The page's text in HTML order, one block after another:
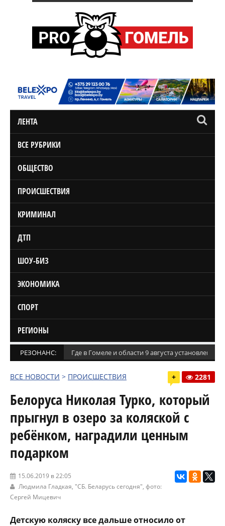
ЛЕНТА
ВСЕ РУБРИКИ
ОБЩЕСТВО
ПРОИСШЕСТВИЯ
КРИМИНАЛ
ДТП
ШОУ-БИЗ
ЭКОНОМИКА
СПОРТ
РЕГИОНЫ
РЕЗОНАНС: Где в Гомеле и области 9 августа установлены
ВСЕ НОВОСТИ > ПРОИСШЕСТВИЯ + 2281
Белоруса Николая Турко, который
прыгнул в озеро за коляской с
ребёнком, наградили ценным
подарком
15.06.2019 в 22:05
Людмила Гладкая, "СБ. Беларусь сегодня", фото:
Сергей Мицевич
Детскую коляску все дальше относило от